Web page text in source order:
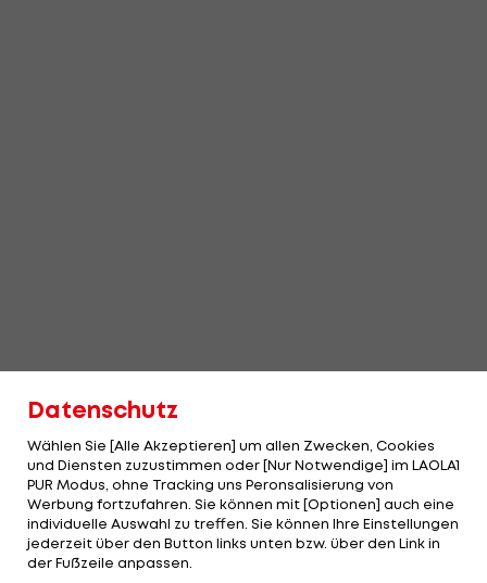
Datenschutz
Wählen Sie [Alle Akzeptieren] um allen Zwecken, Cookies
und Diensten zuzustimmen oder [Nur Notwendige] im LAOLA1
PUR Modus, ohne Tracking uns Peronsalisierung von
Werbung fortzufahren. Sie können mit [Optionen] auch eine
individuelle Auswahl zu treffen. Sie können Ihre Einstellungen
jederzeit über den Button links unten bzw. über den Link in
der Fußzeile anpassen.